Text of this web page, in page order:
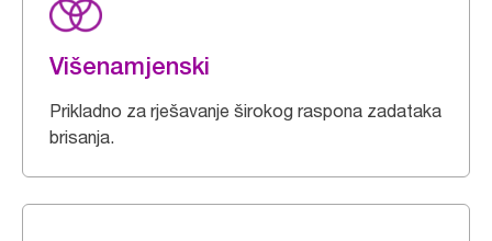
Višenamjenski
Prikladno za rješavanje širokog raspona zadataka
brisanja.